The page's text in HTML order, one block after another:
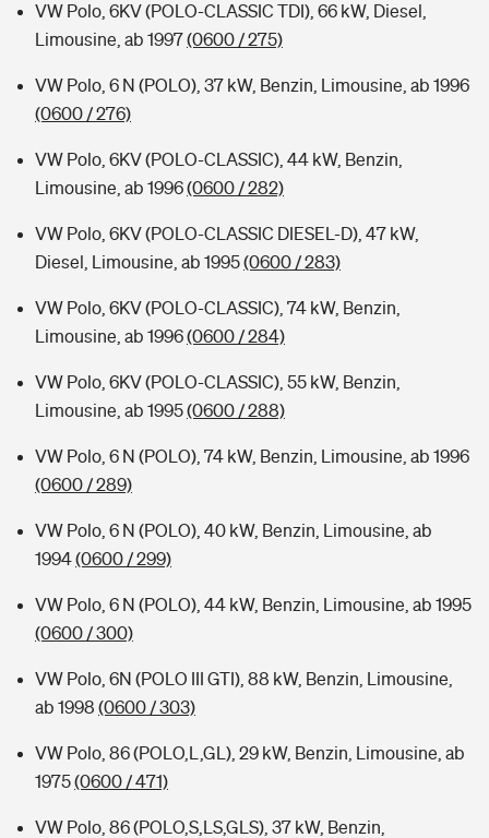
VW Polo, 6KV (POLO-CLASSIC TDI), 66 kW, Diesel,
Limousine, ab 1997(0600 / 275)
VW Polo, 6 N (POLO), 37 kW, Benzin, Limousine, ab 1996
(0600 / 276)
VW Polo, 6KV (POLO-CLASSIC), 44 kW, Benzin,
Limousine, ab 1996(0600 / 282)
VW Polo, 6KV (POLO-CLASSIC DIESEL-D), 47 kW,
Diesel, Limousine, ab 1995(0600 / 283)
VW Polo, 6KV (POLO-CLASSIC), 74 kW, Benzin,
Limousine, ab 1996(0600 / 284)
VW Polo, 6KV (POLO-CLASSIC), 55 kW, Benzin,
Limousine, ab 1995(0600 / 288)
VW Polo, 6 N (POLO), 74 kW, Benzin, Limousine, ab 1996
(0600 / 289)
VW Polo, 6 N (POLO), 40 kW, Benzin, Limousine, ab
1994(0600 / 299)
VW Polo, 6 N (POLO), 44 kW, Benzin, Limousine, ab 1995
(0600 / 300)
VW Polo, 6N (POLO III GTI), 88 kW, Benzin, Limousine,
ab 1998 (0600 / 303)
VW Polo, 86 (POLO,L,GL), 29 kW, Benzin, Limousine, ab
1975(0600 / 471)
VW Polo, 86 (POLO,S,LS,GLS), 37 kW, Benzin,